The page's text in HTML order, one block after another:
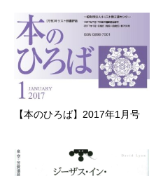
【本のひろば】2017年1月号